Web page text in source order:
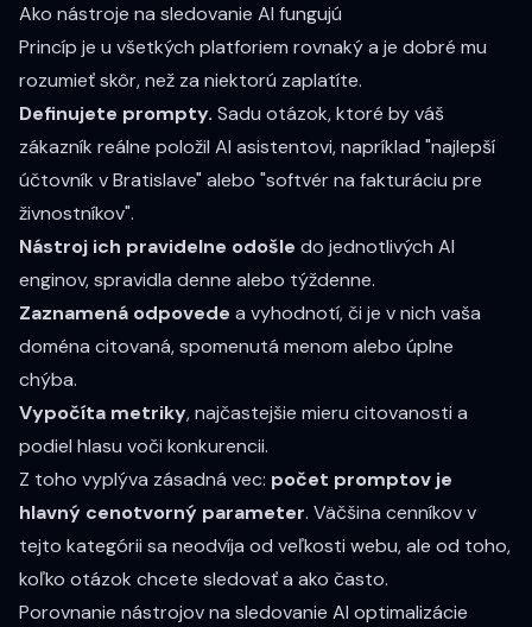
Ako nástroje na sledovanie AI fungujú
Princíp je u všetkých platforiem rovnaký a je dobré mu
rozumieť skôr, než za niektorú zaplatíte.
Definujete prompty. Sadu otázok, ktoré by váš
zákazník reálne položil AI asistentovi, napríklad "najlepší
účtovník v Bratislave" alebo "softvér na fakturáciu pre
živnostníkov".
Nástroj ich pravidelne odošle do jednotlivých AI
enginov, spravidla denne alebo týždenne.
Zaznamená odpovede a vyhodnotí, či je v nich vaša
doména citovaná, spomenutá menom alebo úplne
chýba.
Vypočíta metriky, najčastejšie mieru citovanosti a
podiel hlasu voči konkurencii.
Z toho vyplýva zásadná vec: počet promptov je
hlavný cenotvorný parameter. Väčšina cenníkov v
tejto kategórii sa neodvíja od veľkosti webu, ale od toho,
koľko otázok chcete sledovať a ako často.
Porovnanie nástrojov na sledovanie AI optimalizácie